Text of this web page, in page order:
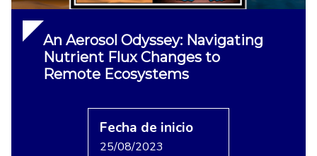
An Aerosol Odyssey: Navigating
Nutrient Flux Changes to
Remote Ecosystems
Fecha de inicio
25/08/2023